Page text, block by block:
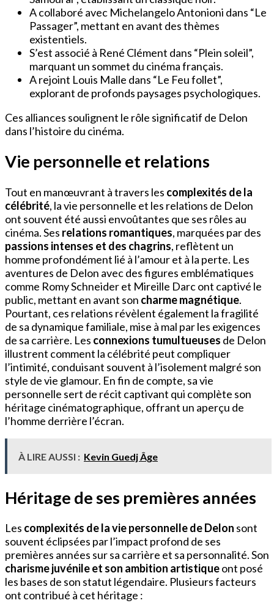
A collaboré avec Michelangelo Antonioni dans “Le
Passager”, mettant en avant des thèmes
existentiels.
S’est associé à René Clément dans “Plein soleil”,
marquant un sommet du cinéma français.
A rejoint Louis Malle dans “Le Feu follet”,
explorant de profonds paysages psychologiques.
Ces alliances soulignent le rôle significatif de Delon
dans l’histoire du cinéma.
Vie personnelle et relations
Tout en manœuvrant à travers les complexités de la
célébrité, la vie personnelle et les relations de Delon
ont souvent été aussi envoûtantes que ses rôles au
cinéma. Ses relations romantiques, marquées par des
passions intenses et des chagrins, reflètent un
homme profondément lié à l’amour et à la perte. Les
aventures de Delon avec des figures emblématiques
comme Romy Schneider et Mireille Darc ont captivé le
public, mettant en avant son charme magnétique.
Pourtant, ces relations révèlent également la fragilité
de sa dynamique familiale, mise à mal par les exigences
de sa carrière. Les connexions tumultueuses de Delon
illustrent comment la célébrité peut compliquer
l’intimité, conduisant souvent à l’isolement malgré son
style de vie glamour. En fin de compte, sa vie
personnelle sert de récit captivant qui complète son
héritage cinématographique, offrant un aperçu de
l’homme derrière l’écran.
À LIRE AUSSI : Kevin Guedj Âge
Héritage de ses premières années
Les complexités de la vie personnelle de Delon sont
souvent éclipsées par l’impact profond de ses
premières années sur sa carrière et sa personnalité. Son
charisme juvénile et son ambition artistiqueont posé
les bases de son statut légendaire. Plusieurs facteurs
ont contribué à cet héritage :